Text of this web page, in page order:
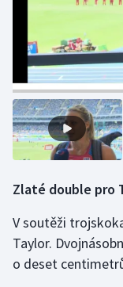
Zlaté double pro
V soutěži
Taylor.
o deset